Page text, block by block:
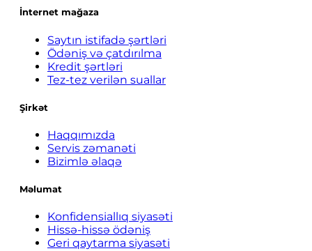
İnternet mağaza
Saytın istifadə şərtləri
Ödəniş və çatdırılma
Kredit şərtləri
Tez-tez verilən suallar
Şirkət
Haqqımızda
Servis zəmanəti
Bizimlə əlaqə
Məlumat
Konfidensiallıq siyasəti
Hissə-hissə ödəniş
Geri qaytarma siyasəti